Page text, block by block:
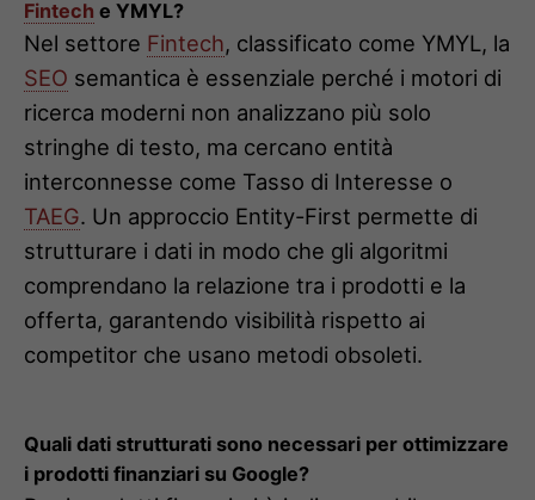
Fintech e YMYL?
Nel settore Fintech, classificato come YMYL, la
SEO semantica è essenziale perché i motori di
ricerca moderni non analizzano più solo
stringhe di testo, ma cercano entità
interconnesse come Tasso di Interesse o
TAEG. Un approccio Entity-First permette di
strutturare i dati in modo che gli algoritmi
comprendano la relazione tra i prodotti e la
offerta, garantendo visibilità rispetto ai
competitor che usano metodi obsoleti.
Quali dati strutturati sono necessari per ottimizzare
i prodotti finanziari su Google?